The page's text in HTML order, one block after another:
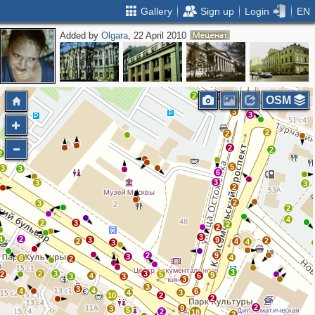
Gallery Sign up Login EN
Added byOlgara, 22 April 2010
8
9
3
2
2
3
5
3
2
3
2
4
2
4
6
2
2
2
3
3
2
2 3 3
3
3
3
4
10
4
3 2
3
4
3
3 5
2
5
3
18
2 9
2
6
3
3 6 9 3
9
9
4
4 4 2
2
4
2
3
5
2
2
6
3
2
2
2
2
3
2
3
3
3
OSM